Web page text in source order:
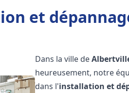
et
Dans la ville de
heureusement, notre
dans l'installation et